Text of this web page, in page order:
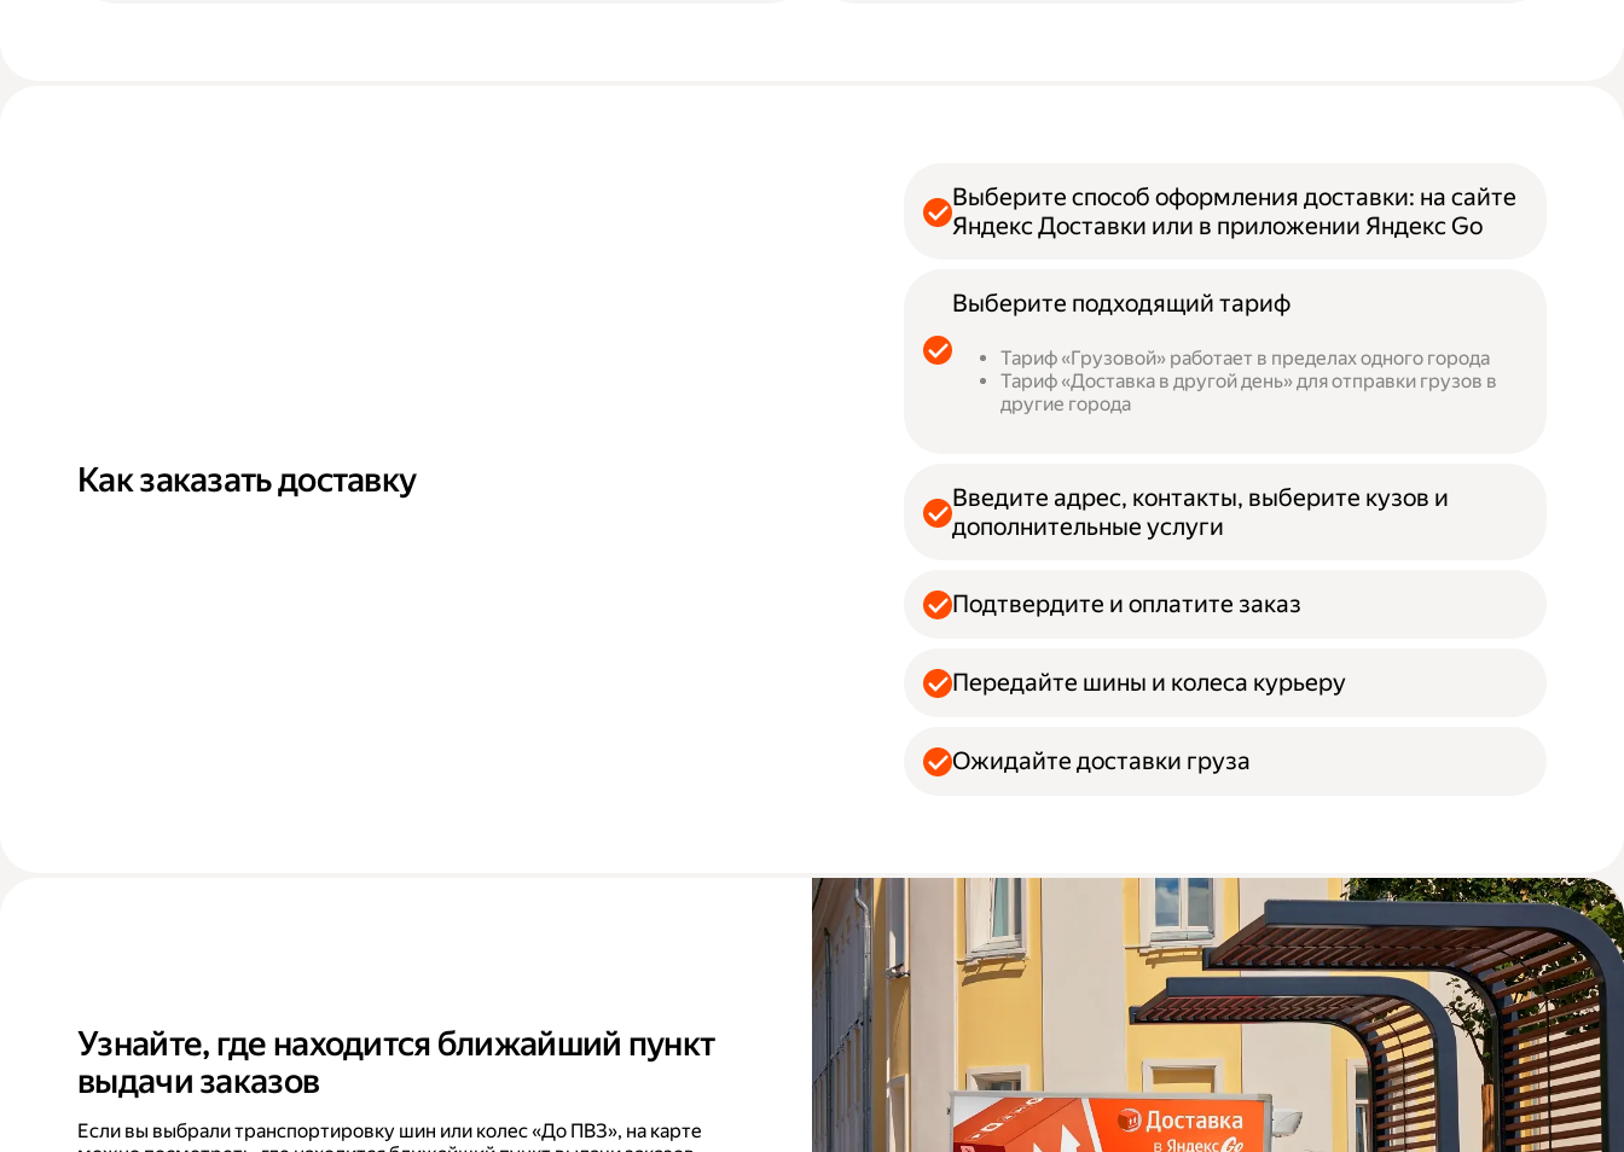
Как заказать доставку
Выберите способ оформления доставки: на сайте
Яндекс Доставки или в приложении Яндекс Go
Выберите подходящий тариф
Тариф «Грузовой» работает в пределах одного города
Тариф «Доставка в другой день» для отправки грузов в
другие города
Введите адрес, контакты, выберите кузов и
дополнительные услуги
Подтвердите и оплатите заказ
Передайте шины и колеса курьеру
Ожидайте доставки груза
Узнайте, где находится ближайший пункт
выдачи заказов
Если вы выбрали транспортировку шин или колес «До ПВЗ», на карте